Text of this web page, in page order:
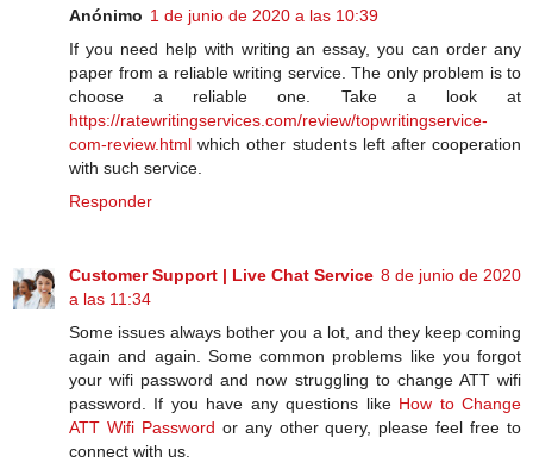
Anónimo 1 de junio de 2020 a las 10:39
If you need help with writing an essay, you can order any
paper from a reliable writing service. The only problem is to
choose a reliable one. Take a look at
https://ratewritingservices.com/review/topwritingservice-
com-review.html which other students left after cooperation
with such service.
Responder
Customer Support | Live Chat Service 8 de junio de 2020
a las 11:34
Some issues always bother you a lot, and they keep coming
again and again. Some common problems like you forgot
your wifi password and now struggling to change ATT wifi
password. If you have any questions like How to Change
ATT Wifi Password or any other query, please feel free to
connect with us.